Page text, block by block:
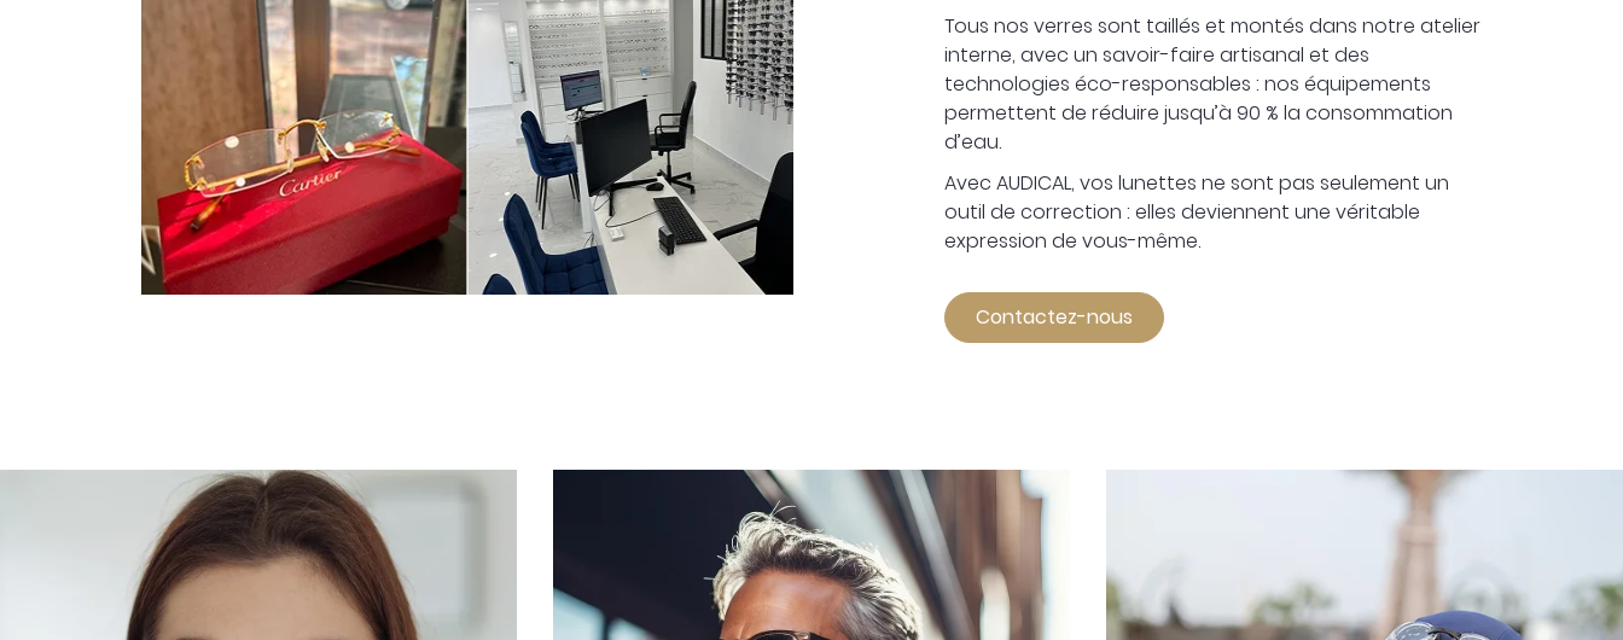
Tous nos verres sont taillés et montés dans notre atelier
interne, avec un savoir-faire artisanal et des
technologies éco-responsables : nos équipements
permettent de réduire jusqu’à 90 % la consommation
d’eau.
Avec AUDICAL, vos lunettes ne sont pas seulement un
outil de correction : elles deviennent une véritable
expression de vous-même.
Contactez-nous